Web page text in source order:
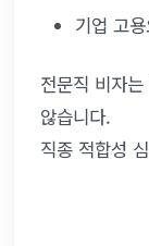
기업 고
전문직 비자
않습니다.
직종 적합성